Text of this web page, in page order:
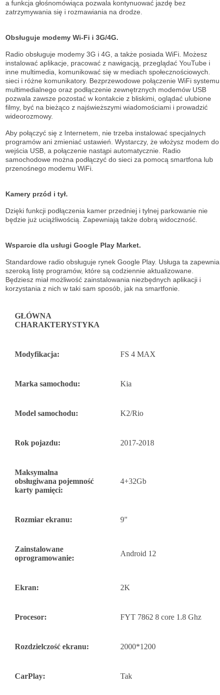
a funkcja głośnomówiąca pozwala kontynuować jazdę bez
zatrzymywania się i rozmawiania na drodze.
Obsługuje modemy Wi-Fi i 3G/4G.
Radio obsługuje modemy 3G i 4G, a także posiada WiFi. Możesz
instalować aplikacje, pracować z nawigacją, przeglądać YouTube i
inne multimedia, komunikować się w mediach społecznościowych.
sieci i różne komunikatory. Bezprzewodowe połączenie WiFi systemu
multimedialnego oraz podłączenie zewnętrznych modemów USB
pozwala zawsze pozostać w kontakcie z bliskimi, oglądać ulubione
filmy, być na bieżąco z najświeższymi wiadomościami i prowadzić
wideorozmowy.
Aby połączyć się z Internetem, nie trzeba instalować specjalnych
programów ani zmieniać ustawień. Wystarczy, że włożysz modem do
wejścia USB, a połączenie nastąpi automatycznie. Radio
samochodowe można podłączyć do sieci za pomocą smartfona lub
przenośnego modemu WiFi.
Kamery przód i tył.
Dzięki funkcji podłączenia kamer przedniej i tylnej parkowanie nie
będzie już uciążliwością. Zapewniają także dobrą widoczność.
Wsparcie dla usługi Google Play Market.
Standardowe radio obsługuje rynek Google Play. Usługa ta zapewnia
szeroką listę programów, które są codziennie aktualizowane.
Będziesz miał możliwość zainstalowania niezbędnych aplikacji i
korzystania z nich w taki sam sposób, jak na smartfonie.
GŁÓWNA
CHARAKTERYSTYKA
Modyfikacja: FS 4 MAX
Marka samochodu: Kia
Model samochodu: K2/Rio
Rok pojazdu: 2017-2018
Maksymalna
obsługiwana pojemność
karty pamięci:
4+32Gb
Rozmiar ekranu: 9"
Zainstalowane
oprogramowanie:
Android 12
Ekran: 2K
Procesor: FYT 7862 8 core 1.8 Ghz
Rozdzielczość ekranu: 2000*1200
CarPlay: Tak